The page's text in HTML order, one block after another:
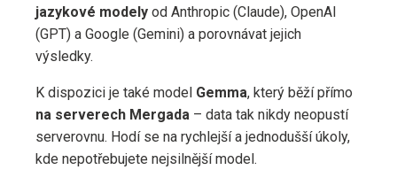
jazykové modely od Anthropic (Claude), OpenAI
(GPT) a Google (Gemini) a porovnávat jejich
výsledky.
K dispozici je také model Gemma, který běží přímo
na serverech Mergada – data tak nikdy neopustí
serverovnu. Hodí se na rychlejší a jednodušší úkoly,
kde nepotřebujete nejsilnější model.